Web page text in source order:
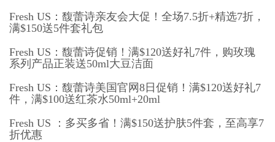
Fresh US：馥蕾诗亲友会大促！全场7.5折+精选7折，
满$150送5件套礼包
Fresh US：馥蕾诗促销！满$120送好礼7件，购玫瑰
系列产品正装送50ml大豆洁面
Fresh US：馥蕾诗美国官网8日促销！满$120送好礼7
件，满$100送红茶水50ml+20ml
Fresh US ：多买多省！满$150送护肤5件套，至高享7
折优惠